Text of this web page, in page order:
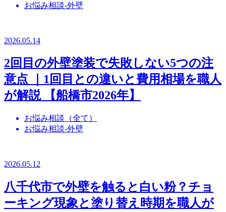
お悩み相談-外壁
2026.05.14
2回目の外壁塗装で失敗しない5つの注
意点 ｜1回目との違いと費用相場を職人
が解説 【船橋市2026年】
お悩み相談（全て）
お悩み相談-外壁
2026.05.12
八千代市で外壁を触ると白い粉？チョ
ーキング現象と塗り替え時期を職人が